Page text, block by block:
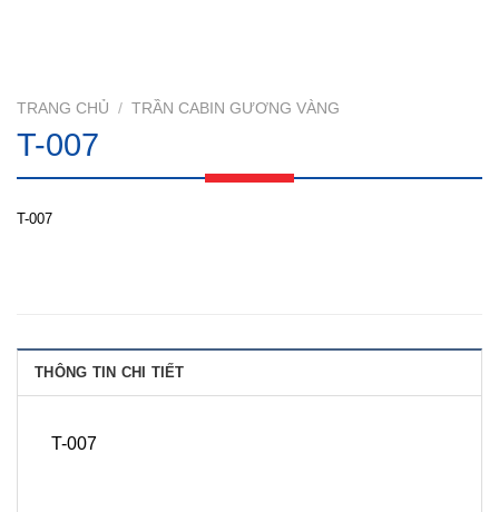
TRANG CHỦ / TRẦN CABIN GƯƠNG VÀNG
T-007
T-007
THÔNG TIN CHI TIẾT
T-007